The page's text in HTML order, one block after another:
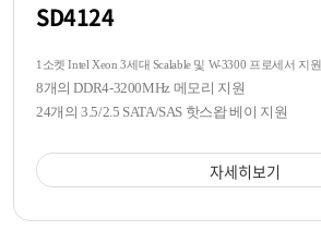
SD4124
1소켓 Intel Xeon 3세대 Scalable 및 W-3300 프로세서 지원
8개의 DDR4-3200MHz 메모리 지원
24개의 3.5/2.5 SATA/SAS 핫스왑 베이 지원
자세히보기